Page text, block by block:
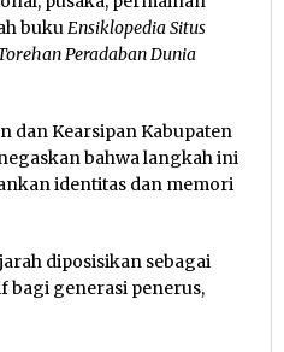
buku Ensiklopedia Situs
Peradaban Dunia
dan Kearsipan Kabupaten
bahwa langkah ini
identitas dan memori
diposisikan sebagai
bagi generasi penerus,